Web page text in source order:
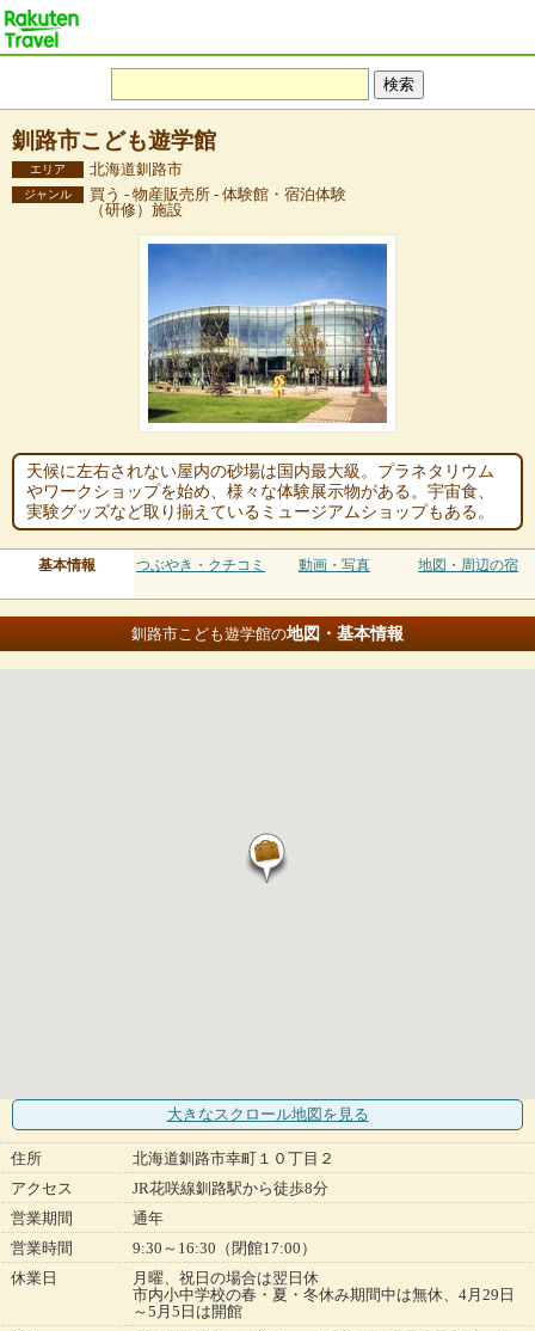
釧路市こども遊学館
エリア 北海道釧路市
ジャンル
買う - 物産販売所 - 体験館・宿泊体験
（研修）施設
天候に左右されない屋内の砂場は国内最大級。プラネタリウム
やワークショップを始め、様々な体験展示物がある。宇宙食、
実験グッズなど取り揃えているミュージアムショップもある。
基本情報 つぶやき・クチコミ 動画・写真 地図・周辺の宿
釧路市こども遊学館の地図・基本情報
大きなスクロール地図 を見る
住所
北海道釧路市幸町１０丁目２
アクセス
JR花咲線釧路駅から徒歩8分
営業期間
通年
営業時間
9:30～16:30（閉館17:00）
休業日
月曜、祝日の場合は翌日休
市内小中学校の春・夏・冬休み期間中は無休、4月29日
～5月5日は開館